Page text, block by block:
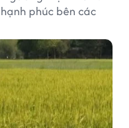
phúc bên các